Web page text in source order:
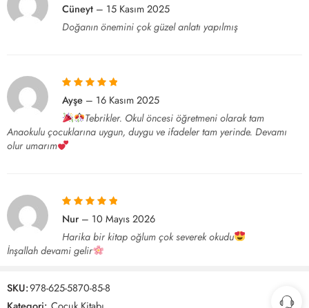
5 üzerinden 5
oy aldı
Cüneyt – 15 Kasım 2025
Doğanın önemini çok güzel anlatı yapılmış
5 üzerinden5
oy aldı
Ayşe – 16 Kasım 2025
Tebrikler. Okul öncesi öğretmeni olarak tam
Anaokulu çocuklarına uygun, duygu ve ifadeler tam yerinde. Devamı
olur umarım
5 üzerinden5
Nur – 10 Mayıs 2026
Harika bir kitap oğlum çok severek okudu
İnşallah devami gelir
SKU:978-625-5870-85-8